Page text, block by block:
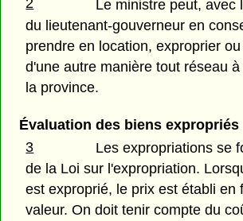
2
Le ministre peut, avec
du lieutenant-gouverneur en
prendre en location, exproprier
d'une autre manière tout réseau
la province.
Évaluation des biens expropriés
3
Les expropriations se
de la Loi sur l'expropriation.
est exproprié, le prix est établi en
valeur. On doit tenir compte du